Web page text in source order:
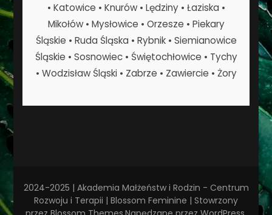
• Katowice • Knurów • Lędziny • Łaziska •
Mikołów • Mysłowice • Orzesze • Piekary
Śląskie • Ruda Śląska • Rybnik • Siemianowice
Śląskie • Sosnowiec • Świętochłowice • Tychy
• Wodzisław Śląski • Zabrze • Zawiercie • Żory
2024-2025 | Akademia Małżeństw i Rodzin - Centrum
Rozwoju i Terapii | Blossom Feminine | Stowrzony